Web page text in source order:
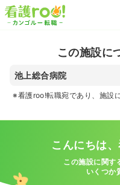
この施設に
池上総合病院
※看護roo!転職宛であり、施設
こんにちは
この施設に関す
いくつか